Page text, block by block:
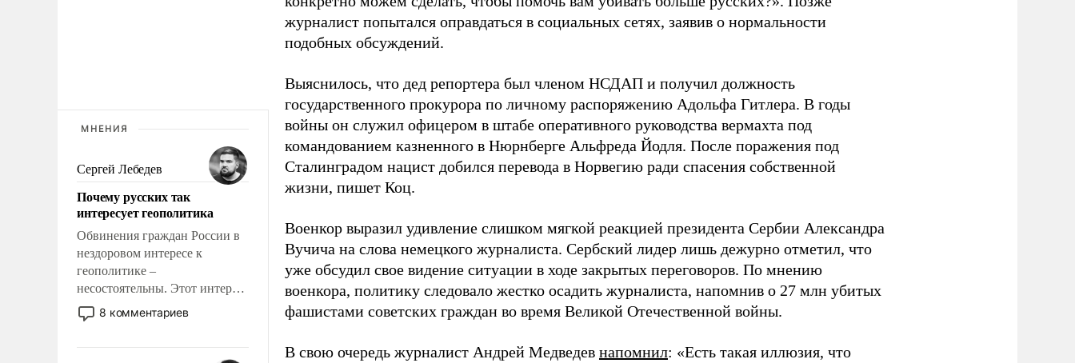
МНЕНИЯ
Сергей Лебедев
Почему русских так
интересует геополитика
Обвинения граждан России в
нездоровом интересе к
геополитике –
несостоятельны. Этот интерес
рационален и прагматичен. Он
обусловлен тысячелетним
8 комментариев
журналист попытался оправдаться в социальных сетях, заявив о нормальности
подобных обсуждений.
Выяснилось, что дед репортера был членом НСДАП и получил должность
государственного прокурора по личному распоряжению Адольфа Гитлера. В годы
войны он служил офицером в штабе оперативного руководства вермахта под
командованием казненного в Нюрнберге Альфреда Йодля. После поражения под
Сталинградом нацист добился перевода в Норвегию ради спасения собственной
жизни, пишет Коц.
Военкор выразил удивление слишком мягкой реакцией президента Сербии Александра
Вучича на слова немецкого журналиста. Сербский лидер лишь дежурно отметил, что
уже обсудил свое видение ситуации в ходе закрытых переговоров. По мнению
военкора, политику следовало жестко осадить журналиста, напомнив о 27 млн убитых
фашистами советских граждан во время Великой Отечественной войны.
В свою очередь журналист Андрей Медведев напомнил: «Есть такая иллюзия, что